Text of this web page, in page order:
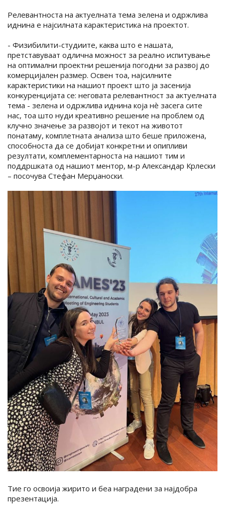
Релевантноста на актуелната тема зелена и одржлива
иднина е најсилната карактеристика на проектот.
- Физибилити-студиите, каква што е нашата,
претставуваат одлична можност за реално испитување
на оптимални проектни решенија погодни за развој до
комерцијален размер. Освен тоа, најсилните
карактеристики на нашиот проект што ја засенија
конкуренцијата се: неговата релевантност за актуелната
тема - зелена и одржлива иднина која нè засега сите
нас, тоа што нуди креативно решение на проблем од
клучно значење за развојот и текот на животот
понатаму, комплетната анализа што беше приложена,
способноста да се добијат конкретни и опипливи
резултати, комплементарноста на нашиот тим и
поддршката од нашиот ментор, м-р Александар Крлески
– посочува Стефан Мерџаноски.
Тие го освоија жирито и беа наградени за најдобра
презентација.